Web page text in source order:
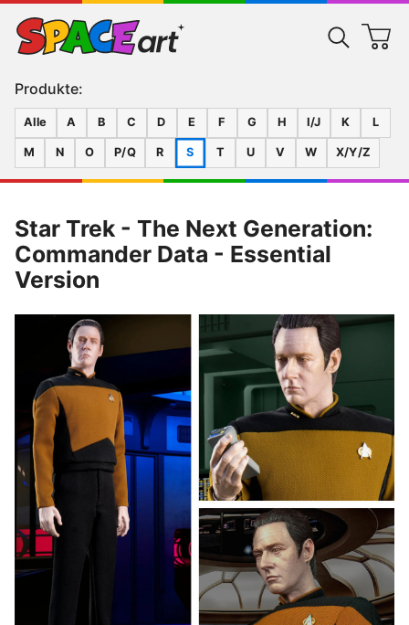
Produkte:
Alle A B C D E F G H I/J K L
M N O P/Q R S T U V W X/Y/Z
Star Trek - The Next Generation:
Commander Data - Essential
Version